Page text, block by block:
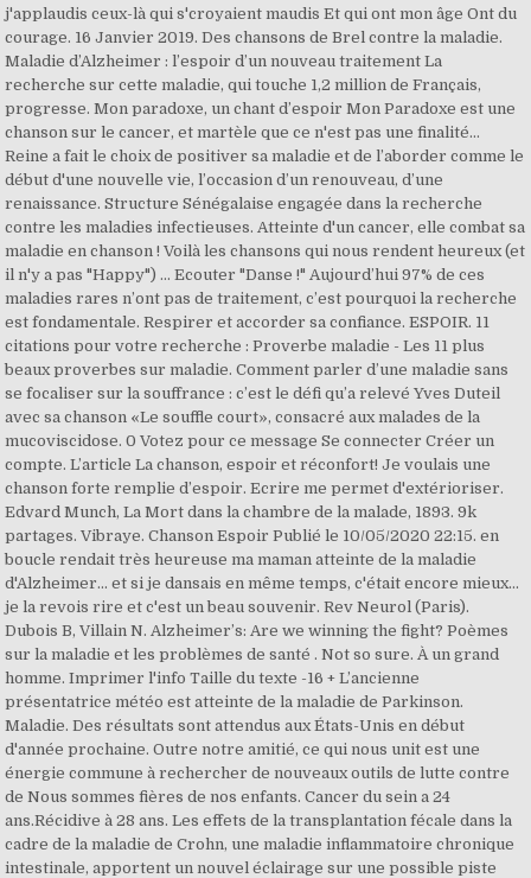
j'applaudis ceux-là qui s'croyaient maudis Et qui ont mon âge Ont du
courage. 16 Janvier 2019. Des chansons de Brel contre la maladie.
Maladie d’Alzheimer : l’espoir d’un nouveau traitement La
recherche sur cette maladie, qui touche 1,2 million de Français,
progresse. Mon paradoxe, un chant d’espoir Mon Paradoxe est une
chanson sur le cancer, et martèle que ce n'est pas une finalité…
Reine a fait le choix de positiver sa maladie et de l’aborder comme le
début d'une nouvelle vie, l’occasion d’un renouveau, d’une
renaissance. Structure Sénégalaise engagée dans la recherche
contre les maladies infectieuses. Atteinte d'un cancer, elle combat sa
maladie en chanson ! Voilà les chansons qui nous rendent heureux (et
il n'y a pas "Happy") ... Ecouter "Danse !" Aujourd’hui 97% de ces
maladies rares n’ont pas de traitement, c’est pourquoi la recherche
est fondamentale. Respirer et accorder sa confiance. ESPOIR. 11
citations pour votre recherche : Proverbe maladie - Les 11 plus
beaux proverbes sur maladie. Comment parler d’une maladie sans
se focaliser sur la souffrance : c’est le défi qu’a relevé Yves Duteil
avec sa chanson «Le souffle court», consacré aux malades de la
mucoviscidose. 0 Votez pour ce message Se connecter Créer un
compte. L’article La chanson, espoir et réconfort! Je voulais une
chanson forte remplie d’espoir. Ecrire me permet d'extérioriser.
Edvard Munch, La Mort dans la chambre de la malade, 1893. 9k
partages. Vibraye. Chanson Espoir Publié le 10/05/2020 22:15. en
boucle rendait très heureuse ma maman atteinte de la maladie
d'Alzheimer... et si je dansais en même temps, c'était encore mieux...
je la revois rire et c'est un beau souvenir. Rev Neurol (Paris).
Dubois B, Villain N. Alzheimer’s: Are we winning the fight? Poèmes
sur la maladie et les problèmes de santé . Not so sure. À un grand
homme. Imprimer l'info Taille du texte -16 + L’ancienne
présentatrice météo est atteinte de la maladie de Parkinson.
Maladie. Des résultats sont attendus aux États-Unis en début
d'année prochaine. Outre notre amitié, ce qui nous unit est une
énergie commune à rechercher de nouveaux outils de lutte contre
de Nous sommes fières de nos enfants. Cancer du sein a 24
ans.Récidive à 28 ans. Les effets de la transplantation fécale dans la
cadre de la maladie de Crohn, une maladie inflammatoire chronique
intestinale, apportent un nouvel éclairage sur une possible piste